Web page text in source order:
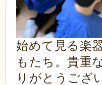
始めて見る楽
もたち。貴重
りがとうござ